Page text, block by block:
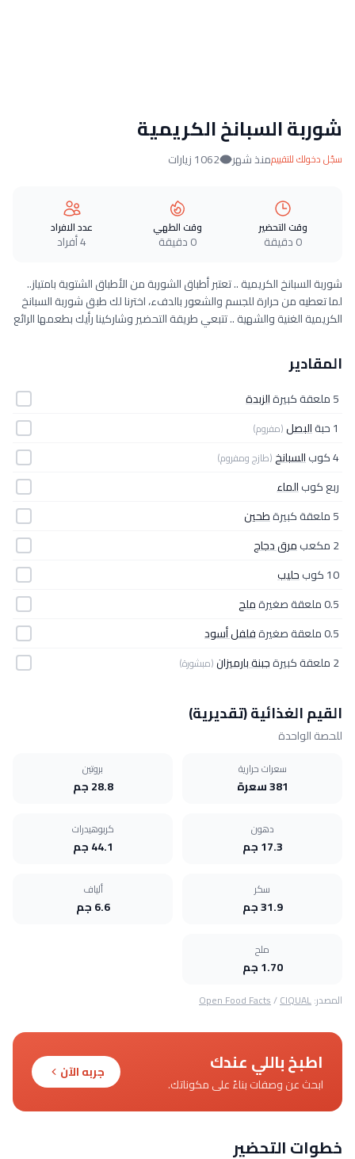
شوربة السبانخ الكريمية
سجّل دخولك للتقييممنذ شهر 1062 زيارات
وقت التحضير
0 دقيقة
وقت الطهي
0 دقيقة
عدد الافراد
4 أفراد
شوربة السبانخ الكريمية .. تعتبر أطباق الشوربة من الأطباق الشتوية بامتياز..
لما تعطيه من حرارة للجسم والشعور بالدفء، اخترنا لك طبق شوربة السبانخ
الكريمية الغنية والشهية .. تتبعي طريقة التحضير وشاركينا رأيك بطعمها الرائع
المقادير
5 ملعقة كبيرة
الزبدة
1 حبة
البصل(مفروم)
4 كوب السبانخ(طازج ومفروم)
ربع كوبالماء
5 ملعقة كبيرة
طحين
2 مكعب
مرق دجاج
10 كوب
حليب
0.5 ملعقة صغيرة
ملح
0.5 ملعقة صغيرة
فلفل أسود
2 ملعقة كبيرة
جبنة بارميزان(مبشورة)
القيم الغذائية (تقديرية)
للحصة الواحدة
سعرات حرارية
381 سعرة
بروتين
28.8 جم
دهون
17.3 جم
كربوهيدرات
44.1 جم
سكر
31.9 جم
ألياف
6.6 جم
ملح
1.70 جم
المصدر: Open Food Facts/CIQUAL
اطبخ باللي عندك
ابحث عن وصفات بناءً على مكوناتك.
جربه الآن
خطوات التحضير